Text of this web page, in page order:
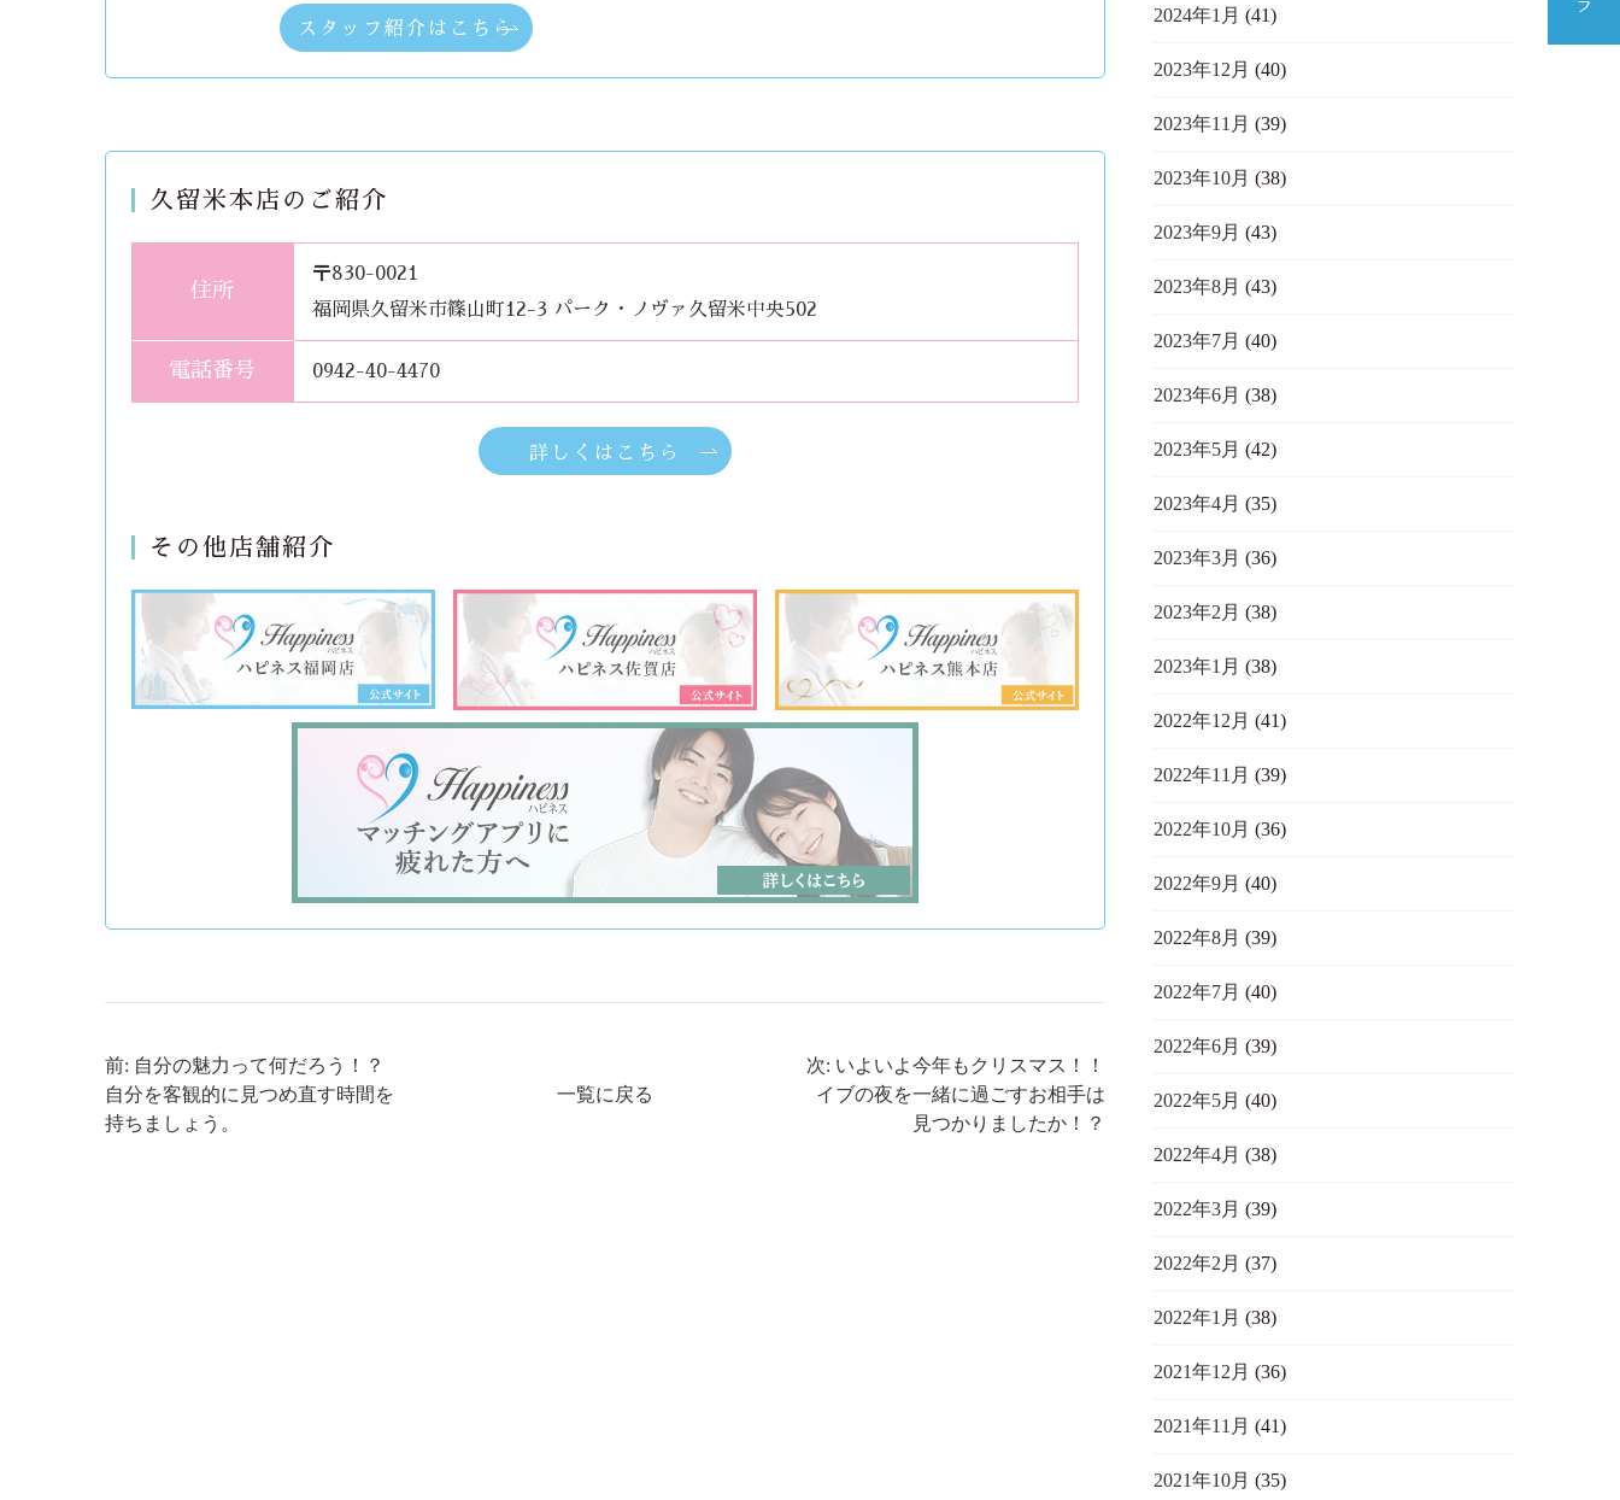
スタッフ紹介はこちら
久留米本店のご紹介
住所
〒830-0021
福岡県久留米市篠山町12-3 パーク・ノヴァ久留米中央502
電話番号 0942-40-4470
詳しくはこちら
その他店舗紹介
前: 自分の魅力って何だろう！？
自分を客観的に見つめ直す時間を
持ちましょう。
一覧に戻る
次: いよいよ今年もクリスマス！！
イブの夜を一緒に過ごすお相手は
見つかりましたか！？
2024年1月 (41)
2023年12月 (40)
2023年11月 (39)
2023年10月 (38)
2023年9月 (43)
2023年8月 (43)
2023年7月 (40)
2023年6月 (38)
2023年5月 (42)
2023年4月 (35)
2023年3月 (36)
2023年2月 (38)
2023年1月 (38)
2022年12月 (41)
2022年11月 (39)
2022年10月 (36)
2022年9月 (40)
2022年8月 (39)
2022年7月 (40)
2022年6月 (39)
2022年5月 (40)
2022年4月 (38)
2022年3月 (39)
2022年2月 (37)
2022年1月 (38)
2021年12月 (36)
2021年11月 (41)
2021年10月 (35)